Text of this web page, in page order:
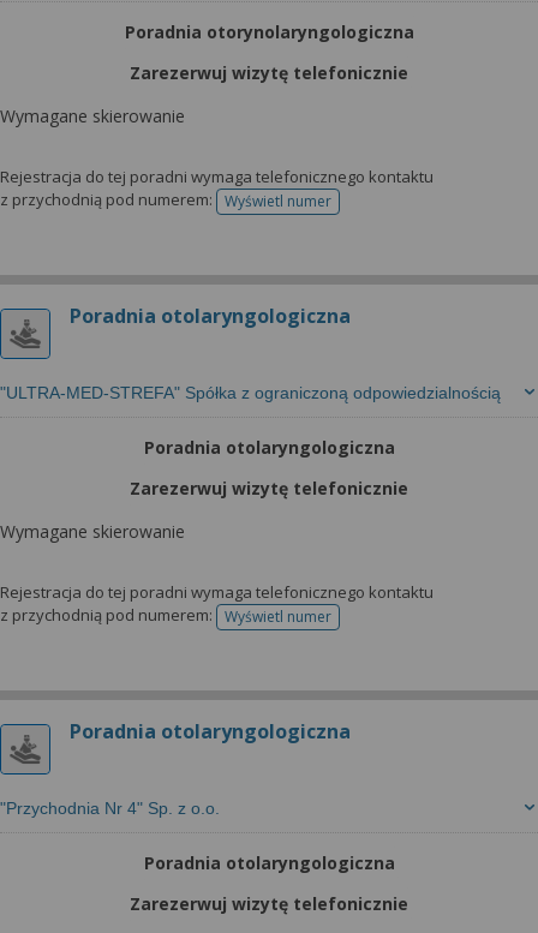
Poradnia otorynolaryngologiczna
Zarezerwuj wizytę telefonicznie
Wymagane skierowanie
Rejestracja do tej poradni wymaga telefonicznego kontaktu
z przychodnią pod numerem:
Wyświetl numertelefonu do rejestracji
Poradnia otolaryngologiczna
"ULTRA-MED-STREFA" Spółka z ograniczoną odpowiedzialnością
Poradnia otolaryngologiczna
Zarezerwuj wizytę telefonicznie
Wymagane skierowanie
Rejestracja do tej poradni wymaga telefonicznego kontaktu
z przychodnią pod numerem:
Wyświetl numertelefonu do rejestracji
Poradnia otolaryngologiczna
"Przychodnia Nr 4" Sp. z o.o.
Poradnia otolaryngologiczna
Zarezerwuj wizytę telefonicznie